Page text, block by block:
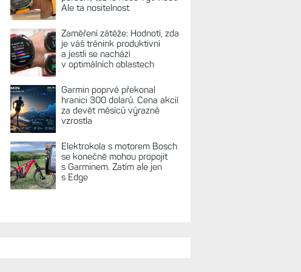
Ale ta nositelnost
Zaměření zátěže: Hodnotí, zda
je váš trénink produktivní
a jestli se nachází
v optimálních oblastech
Garmin poprvé překonal
hranici 300 dolarů. Cena akcií
za devět měsíců výrazně
vzrostla
Elektrokola s motorem Bosch
se konečně mohou propojit
s Garminem. Zatím ale jen
s Edge